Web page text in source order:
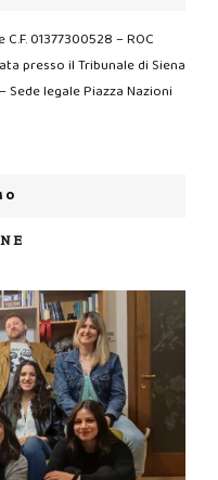
01377300528 – ROC
presso il Tribunale di Siena
Sede legale Piazza Nazioni